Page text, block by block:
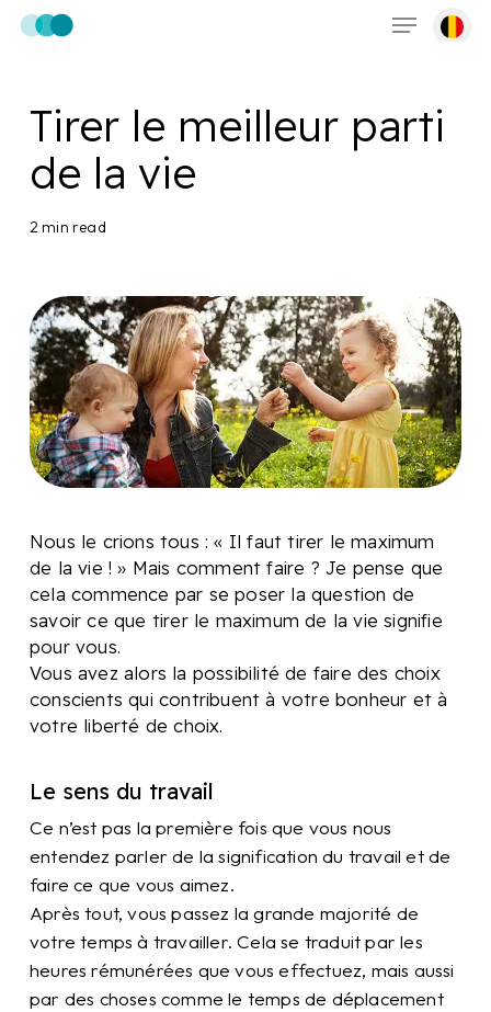
Skip
Menu
Tirer le meilleur parti
de la vie
2 min read
Nous le crions tous : « Il faut tirer le maximum
de la vie ! » Mais comment faire ? Je pense que
cela commence par se poser la question de
savoir ce que tirer le maximum de la vie signifie
pour vous.
Vous avez alors la possibilité de faire des choix
conscients qui contribuent à votre bonheur et à
votre liberté de choix.
Le sens du travail
Ce n’est pas la première fois que vous nous
entendez parler de la signification du travail et de
faire ce que vous aimez.
Après tout, vous passez la grande majorité de
votre temps à travailler. Cela se traduit par les
heures rémunérées que vous effectuez, mais aussi
par des choses comme le temps de déplacement